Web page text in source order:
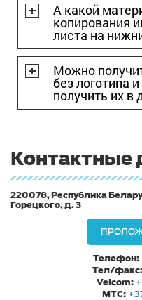
А какой
копирования
листа на
Можно
без логотипа
получить их в
Контактные
220078, Республика
Горецкого, д. 3
Телефон:
Тел/факс:
Velcom:
МТС: